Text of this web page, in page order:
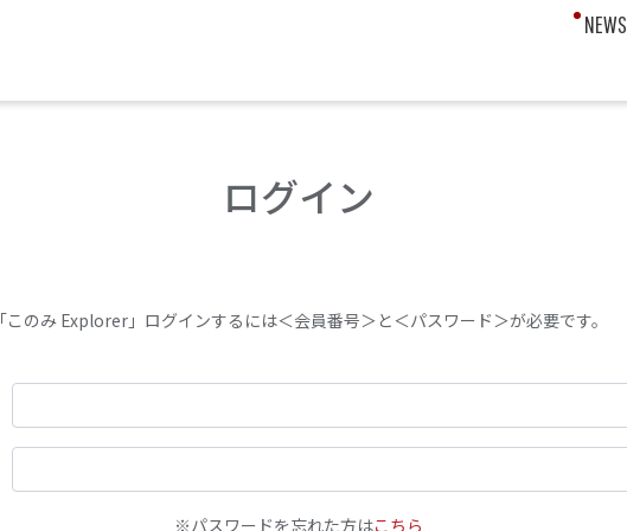
NEWS
ログイン
「このみ Explorer」ログインするには＜会員番号＞と＜パスワード＞が必要です。
※パスワードを忘れた方はこちら